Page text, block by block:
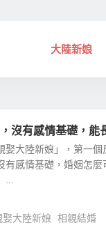
大陸新娘
沒有感情基礎，能
娶大陸新娘」，第一
有感情基礎，婚姻怎
娶大陸新娘 相親結婚